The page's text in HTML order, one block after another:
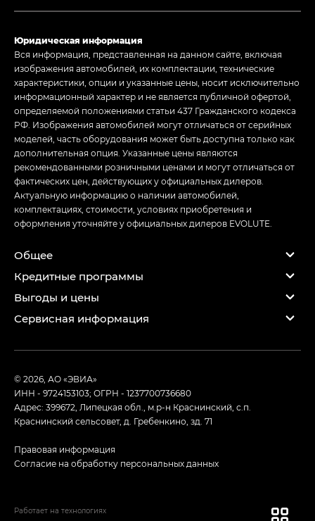
Юридическая информация
Вся информация, представленная на данном сайте, включая
изображения автомобилей, их комплектации, технические
характеристики, опции и указанные цены, носит исключительно
информационный характер и не является публичной офертой,
определяемой положениями статьи 437 Гражданского кодекса
РФ. Изображения автомобилей могут отличаться от серийных
моделей, часть оборудования может быть доступна только как
дополнительная опция. Указанные цены являются
рекомендованными розничными ценами и могут отличаться от
фактических цен, действующих у официальных дилеров.
Актуальную информацию о наличии автомобилей,
комплектациях, стоимости, условиях приобретения и
оформления уточняйте у официальных дилеров EVOLUTE.
Общее
Кредитные программы
Выгоды и цены
Сервисная информация
© 2026, АО «ЭВИА»
ИНН - 9724153103; ОГРН - 1237700736680
Адрес: 399672, Липецкая обл., м.р-н Краснинский, с.п.
Краснинский сельсовет, д. Гребенкино, зд. 71
Правовая информация
Согласие на обработку персональных данных
Работает на технологиях